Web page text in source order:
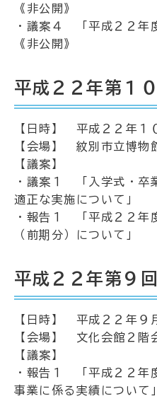
《非公開》
・議案４ 「平成２２年
《非公開》
平成２２年第１
【日時】 平成２２年１
【会場】 紋別市立博物
【議案】
・議案１ 「入学式・卒
適正な実施について」
・報告１ 「平成２２年
（前期分）について」
平成２２年第９
【日時】 平成２２年
【会場】 文化会館２階
【議案】
・報告１ 「平成２２年
事業に係る実績について」